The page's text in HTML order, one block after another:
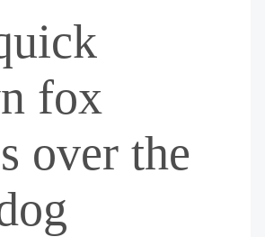
fox
over the